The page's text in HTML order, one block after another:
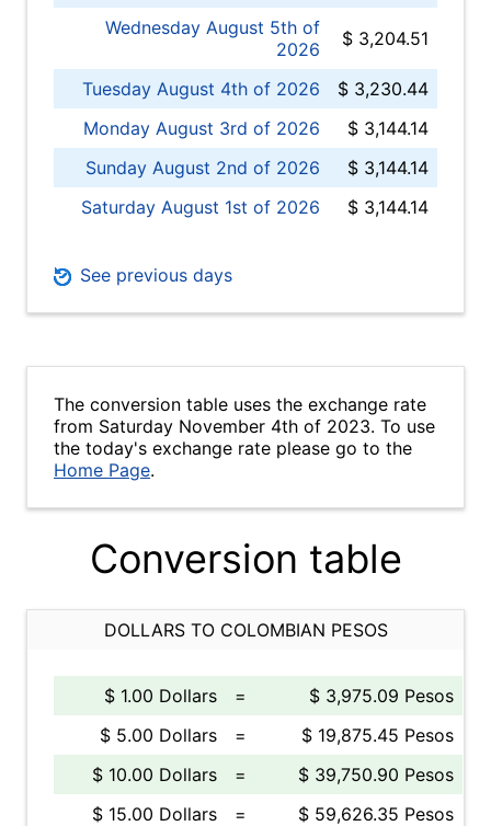
Wednesday August 5th of
2026
$ 3,204.51
Tuesday August 4th of 2026
$ 3,230.44
Monday August 3rd of 2026
$ 3,144.14
Sunday August 2nd of 2026
$ 3,144.14
Saturday August 1st of 2026
$ 3,144.14
See previous days
The conversion table uses the exchange rate
from Saturday November 4th of 2023. To use
the today's exchange rate please go to the
Home Page.
Conversion table
DOLLARS TO COLOMBIAN PESOS
$ 1.00 Dollars =
$ 3,975.09 Pesos
$ 5.00 Dollars
=
$ 19,875.45 Pesos
$ 10.00 Dollars
=
$ 39,750.90 Pesos
$ 15.00 Dollars
=
$ 59,626.35 Pesos